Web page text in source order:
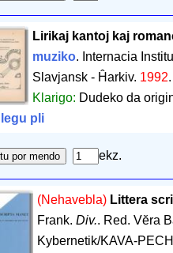
Lirikaj kantoj kaj
muziko. Internacia
Slavjansk - Ĥarkiv. 1992
Klarigo: Dudeko da
legu pli
ekz.
(Nehavebla) Littera
Frank. Div.. Red. Vĕra
Kybernetik/KAVA-